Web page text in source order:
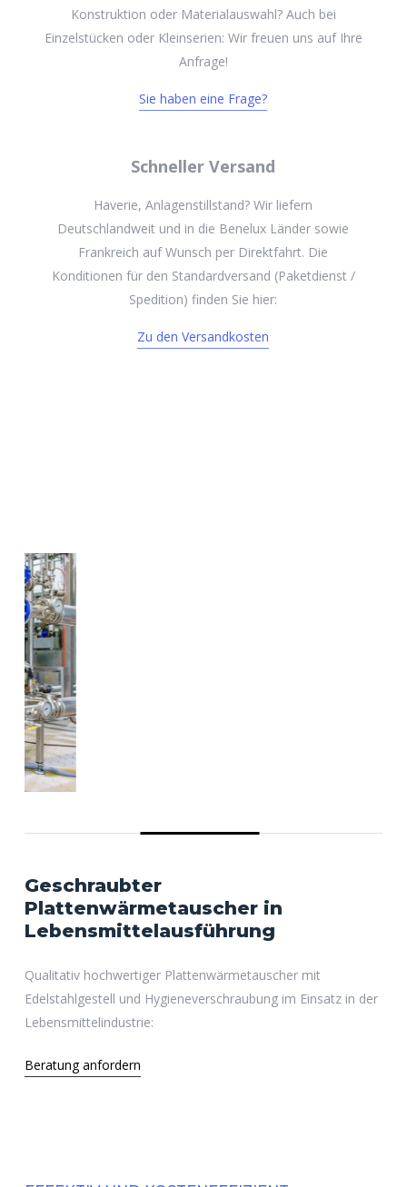
Konstruktion oder Materialauswahl? Auch bei
Einzelstücken oder Kleinserien: Wir freuen uns auf Ihre
Anfrage!
Sie haben eine Frage?
Schneller Versand
Haverie, Anlagenstillstand? Wir liefern
Deutschlandweit und in die Benelux Länder sowie
Frankreich auf Wunsch per Direktfahrt. Die
Konditionen für den Standardversand (Paketdienst /
Spedition) finden Sie hier:
Zu den Versandkosten
Geschraubter
Platten­wärme­tauscher in
Lebens­mittel­ausführung
Qualitativ hochwertiger Plattenwärmetauscher mit
Edelstahlgestell und Hygieneverschraubung im Einsatz in der
Lebensmittelindustrie:
Beratung anfordern